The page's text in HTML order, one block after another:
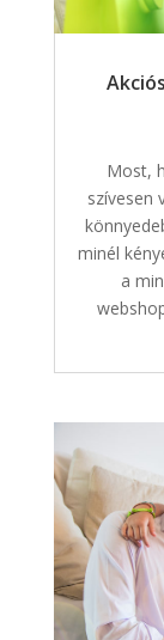
Most,
szívesen
minél
a